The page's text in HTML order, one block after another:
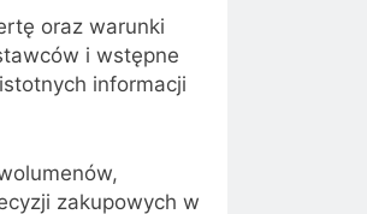
oraz warunki
i wstępne
informacji
zakupowych w